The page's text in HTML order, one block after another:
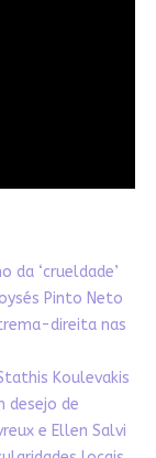
da ‘crueldade’
Pinto Neto
direita nas
Koulevakis
desejo de
e Ellen Salvi